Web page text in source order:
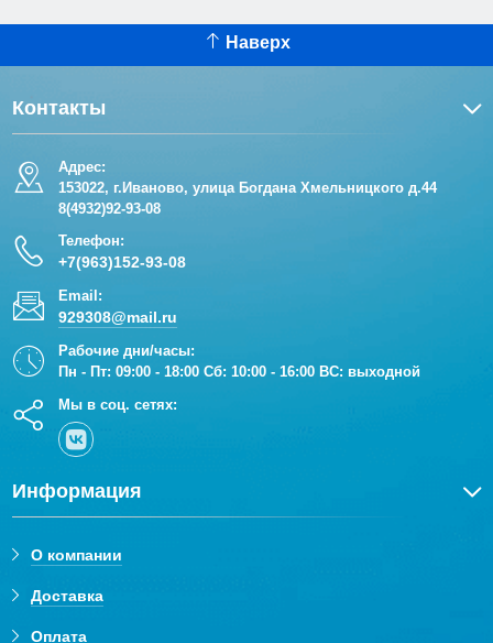
Наверх
Контакты
Адрес:
153022, г.Иваново, улица Богдана Хмельницкого д.44
8(4932)92-93-08
Телефон:
+7(963)152-93-08
Email:
929308@mail.ru
Рабочие дни/часы:
Пн - Пт: 09:00 - 18:00 Сб: 10:00 - 16:00 ВС: выходной
Мы в соц. сетях:
Информация
О компании
Доставка
Оплата